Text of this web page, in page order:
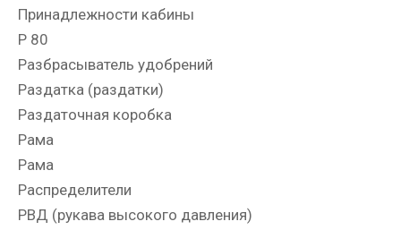
Принадлежности кабины
Р 80
Разбрасыватель удобрений
Раздатка (раздатки)
Раздаточная коробка
Рама
Рама
Распределители
РВД (рукава высокого давления)